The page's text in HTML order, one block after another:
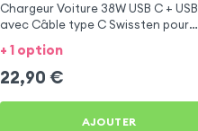
Chargeur Voiture 38W USB C + USB
avec Câble type C Swissten pour
OnePlus 12
+ 1 option
22,90 €
AJOUTER